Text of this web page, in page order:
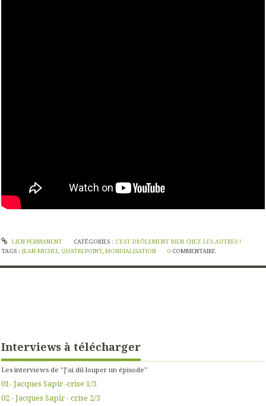
LIEN PERMANENT CATÉGORIES : C'EST DRÔLEMENT BIEN CHEZ LES AUTRES !
TAGS : JEAN-MICHEL QUATREPOINT, MONDIALISATION 0 COMMENTAIRE
Interviews à télécharger
Les interviews de "J'ai dû louper un épisode"
01- Jacques Sapir -crise 1/3
02 - Jacques Sapir - crise 2/3